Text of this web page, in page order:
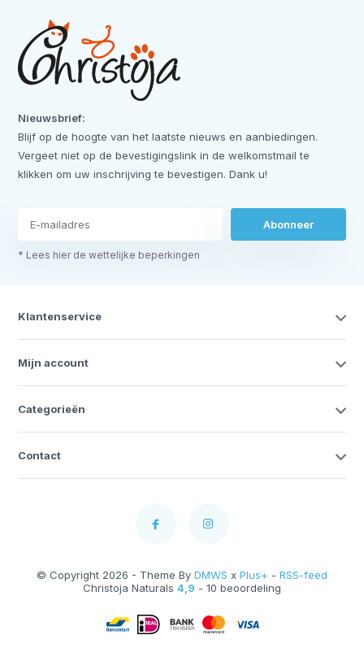
Nieuwsbrief:
Blijf op de hoogte van het laatste nieuws en aanbiedingen.
Vergeet niet op de bevestigingslink in de welkomstmail te
klikken om uw inschrijving te bevestigen. Dank u!
Abonneer
* Lees hier de wettelijke beperkingen
Klantenservice
Mijn account
Categorieën
Contact
© Copyright 2026 - Theme By DMWS x Plus+ - RSS-feed
Christoja Naturals 4,9 - 10 beoordeling